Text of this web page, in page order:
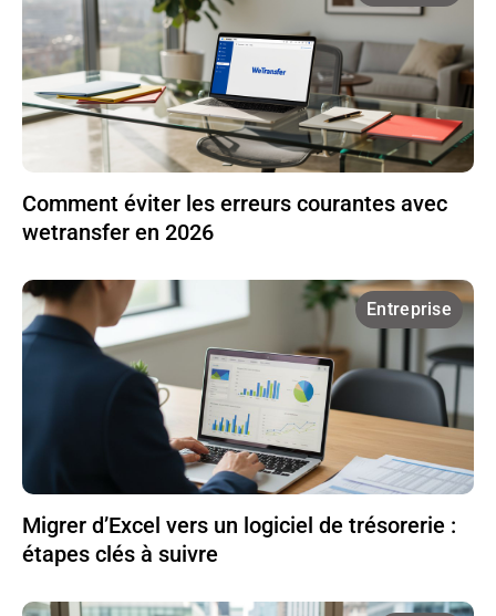
Comment éviter les erreurs courantes avec
wetransfer en 2026
Entreprise
Migrer d’Excel vers un logiciel de trésorerie :
étapes clés à suivre